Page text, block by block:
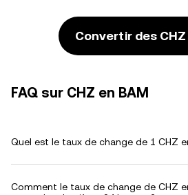
Convertir des CHZ
FAQ sur CHZ en BAM
Quel est le taux de change de 1 CHZ
Comment le taux de change de CHZ